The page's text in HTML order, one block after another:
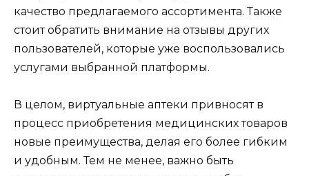
качество предлагаемого ассортимента. Также
стоит обратить внимание на отзывы других
пользователей, которые уже воспользовались
услугами выбранной платформы.
В целом, виртуальные аптеки привносят в
процесс приобретения медицинских товаров
новые преимущества, делая его более гибким
и удобным. Тем не менее, важно быть